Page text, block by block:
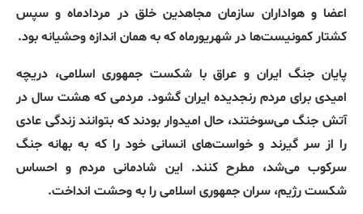
اعضا و هواداران سازمان مجاهدین خلق در مردادماه و سپس
کشتار کمونیست‌ها در شهریورماه که به همان اندازه وحشیانه بود.
پایان جنگ ایران و عراق با شکست جمهوری اسلامی، دریچه
امیدی برای مردم رنجدیده ایران گشود. مردمی که هشت سال در
آتش جنگ می‌سوختند، حال امیدوار بودند که بتوانند زندگی عادی
را از سر گیرند و خواست‌های انسانی خود را که به بهانه جنگ
سرکوب می‌شد، مطرح کنند. این شادمانی مردم و احساس
شکست رژیم، سران جمهوری اسلامی را به وحشت انداخت.